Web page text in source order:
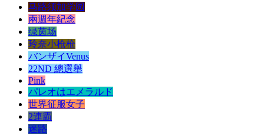
马路须加学园
兩週年紀念
绿茵场
玲奈小枪枪
バンザイVenus
22ND 總選舉
Pink
パレオはエメラルド
世界征服女子
2連霸
迷路